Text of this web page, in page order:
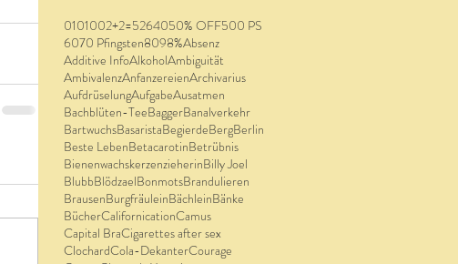
0101002+2=5264050% OFF500 PS
6070 Pfingsten8098%Absenz
Additive InfoAlkoholAmbiguität
AmbivalenzAnfanzereienArchivarius
AufdrüselungAufgabeAusatmen
Bachblüten-TeeBaggerBanalverkehr
BartwuchsBasaristaBegierdeBergBerlin
Beste LebenBetacarotinBetrübnis
BienenwachskerzenzieherinBilly Joel
BlubbBlödzaelBonmotsBrandulieren
BrausenBurgfräuleinBächleinBänke
BücherCalifornicationCamus
Capital BraCigarettes after sex
ClochardCola-DekanterCourage